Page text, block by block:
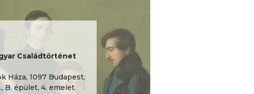
Családtörténet
Háza, 1097 Budapest,
B. épület, 4. emelet.